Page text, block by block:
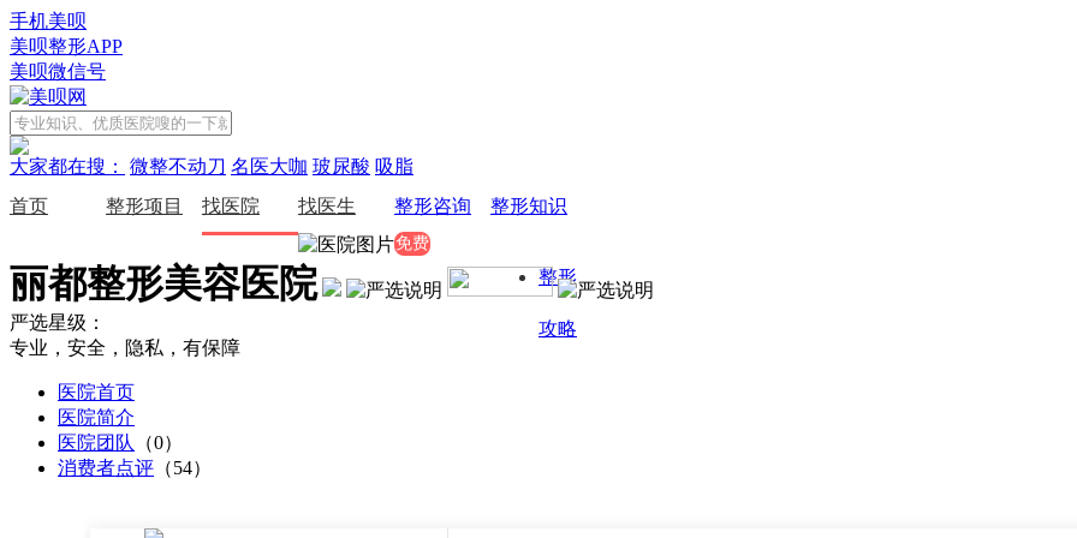
手机美呗
美呗整形APP
美呗微信号
大家都在搜： 微整不动刀 名医大咖 玻尿酸 吸脂
首页
整形项目 找医院 找医生 整形咨询
免费
整形知识
整形
攻略
丽都整形美容医院
严选星级：
专业，安全，隐私，有保障
医院首页
医院简介
医院团队
（0）
消费者点评 （54）